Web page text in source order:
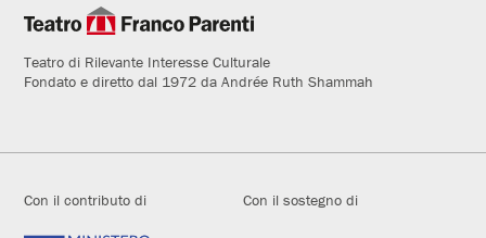
Teatro di Rilevante Interesse Culturale
Fondato e diretto dal 1972 da Andrée Ruth Shammah
Con il contributo di Con il sostegno di